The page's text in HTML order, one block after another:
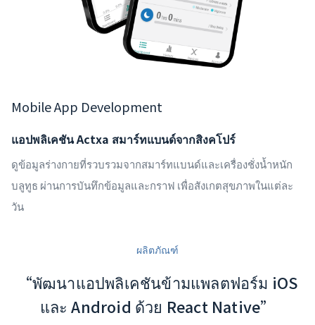
Mobile App Development
แอปพลิเคชัน Actxa สมาร์ทแบนด์จากสิงคโปร์
ดูข้อมูลร่างกายที่รวบรวมจากสมาร์ทแบนด์และเครื่องชั่งน้ำหนัก
บลูทูธ ผ่านการบันทึกข้อมูลและกราฟ เพื่อสังเกตสุขภาพในแต่ละ
วัน
ผลิตภัณฑ์
“พัฒนาแอปพลิเคชันข้ามแพลตฟอร์ม iOS
และ Android ด้วย React Native”